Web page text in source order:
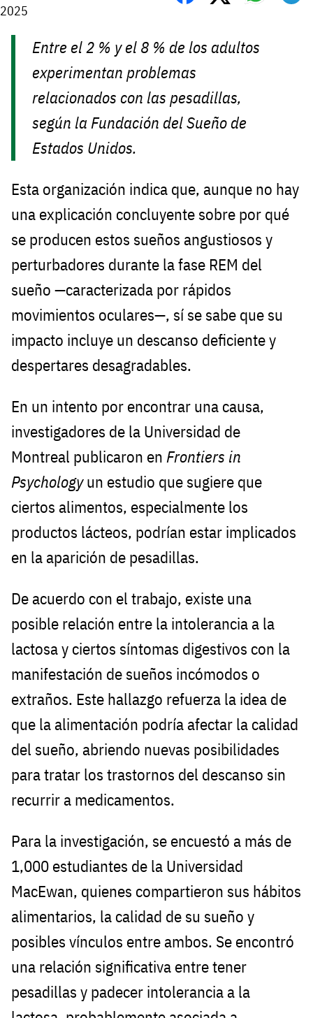
2025
Entre el 2 % y el 8 % de los adultos
experimentan problemas
relacionados con las pesadillas,
según la Fundación del Sueño de
Estados Unidos.
Esta organización indica que, aunque no hay
una explicación concluyente sobre por qué
se producen estos sueños angustiosos y
perturbadores durante la fase REM del
sueño —caracterizada por rápidos
movimientos oculares—, sí se sabe que su
impacto incluye un descanso deficiente y
despertares desagradables.
En un intento por encontrar una causa,
investigadores de la Universidad de
Montreal publicaron en Frontiers in
Psychologyun estudio que sugiere que
ciertos alimentos, especialmente los
productos lácteos, podrían estar implicados
en la aparición de pesadillas.
De acuerdo con el trabajo, existe una
posible relación entre la intolerancia a la
lactosa y ciertos síntomas digestivos con la
manifestación de sueños incómodos o
extraños. Este hallazgo refuerza la idea de
que la alimentación podría afectar la calidad
del sueño, abriendo nuevas posibilidades
para tratar los trastornos del descanso sin
recurrir a medicamentos.
Para la investigación, se encuestó a más de
1,000 estudiantes de la Universidad
MacEwan, quienes compartieron sus hábitos
alimentarios, la calidad de su sueño y
posibles vínculos entre ambos. Se encontró
una relación significativa entre tener
pesadillas y padecer intolerancia a la